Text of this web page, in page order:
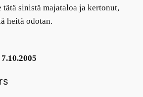
sinistä majataloa ja kertonut,
heitä odotan.